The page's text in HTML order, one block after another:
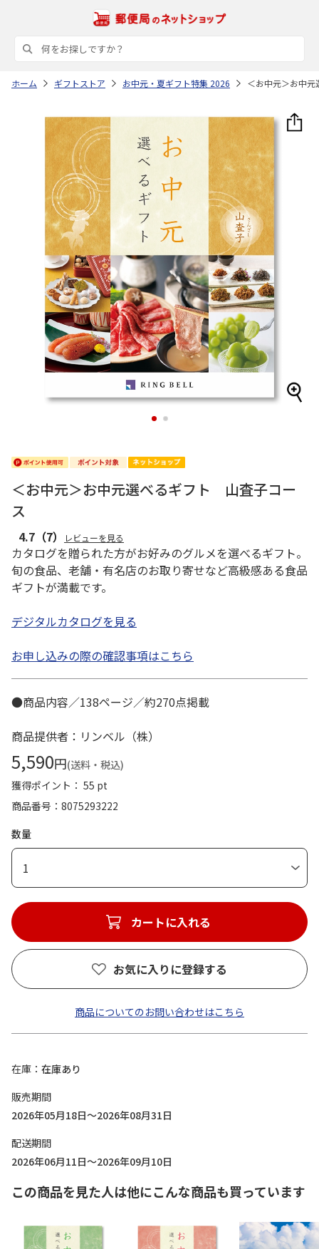
ホーム ギフトストア お中元・夏ギフト特集 2026 ＜お中元＞お中
1 2
＜お中元＞お中元選べるギフト 山査子コー
ス
4.7 （7） レビューを見る
カタログを贈られた方がお好みのグルメを選べるギフト。
旬の食品、老舗・有名店のお取り寄せなど高級感ある食品
ギフトが満載です。
デジタルカタログを見る
お申し込みの際の確認事項はこちら
●商品内容／138ページ／約270点掲載
商品提供者：リンベル（株）
5,590円(送料・税込)
獲得ポイント： 55 pt
商品番号
8075293222
数量
1
カートに入れる
お気に入りに登録する
商品についてのお問い合わせはこちら
在庫
在庫あり
販売期間
2026年05月18日～2026年08月31日
配送期間
2026年06月11日～2026年09月10日
この商品を見た人は他にこんな商品も買っています